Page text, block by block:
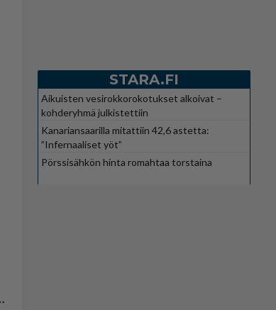
STARA.FI
Aikuisten vesirokkorokotukset alkoivat –
kohderyhmä julkistettiin
Kanariansaarilla mitattiin 42,6 astetta:
”Infernaaliset yöt”
Pörssisähkön hinta romahtaa torstaina